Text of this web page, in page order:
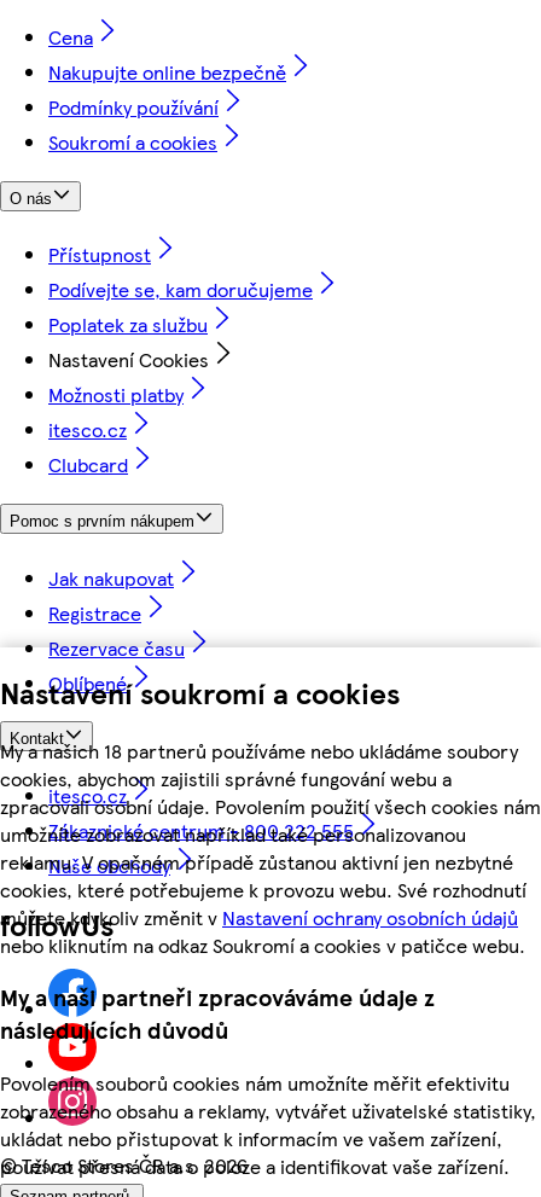
Nastavení soukromí a cookies
My a našich 18 partnerů používáme nebo ukládáme soubory
cookies, abychom zajistili správné fungování webu a
zpracovali osobní údaje. Povolením použití všech cookies nám
umožníte zobrazovat například také personalizovanou
reklamu. V opačném případě zůstanou aktivní jen nezbytné
cookies, které potřebujeme k provozu webu. Své rozhodnutí
můžete kdykoliv změnit v Nastavení ochrany osobních údajů
nebo kliknutím na odkaz Soukromí a cookies v patičce webu.
My a naši partneři zpracováváme údaje z
následujících důvodů
Povolením souborů cookies nám umožníte měřit efektivitu
zobrazeného obsahu a reklamy, vytvářet uživatelské statistiky,
ukládat nebo přistupovat k informacím ve vašem zařízení,
používat přesná data o poloze a identifikovat vaše zařízení.
Cena
Nakupujte online bezpečně
Podmínky používání
Soukromí a cookies
O nás
Přístupnost
Podívejte se, kam doručujeme
Poplatek za službu
Nastavení Cookies
Možnosti platby
itesco.cz
Clubcard
Pomoc s prvním nákupem
Jak nakupovat
Registrace
Rezervace času
Oblíbené
Kontakt
itesco.cz
Zákaznické centrum - 800 222 555
Naše obchody
followUs
©Tesco Stores ČR a.s. 2026